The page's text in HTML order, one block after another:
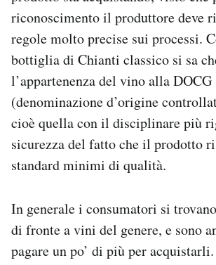
riconoscimento il produttore deve
regole molto precise sui processi.
bottiglia di Chianti classico si sa
l’appartenenza del vino alla DOCG
(denominazione d’origine
cioè quella con il disciplinare più
sicurezza del fatto che il prodotto
standard minimi di qualità.
In generale i consumatori si
di fronte a vini del genere, e sono
pagare un po’ di più per